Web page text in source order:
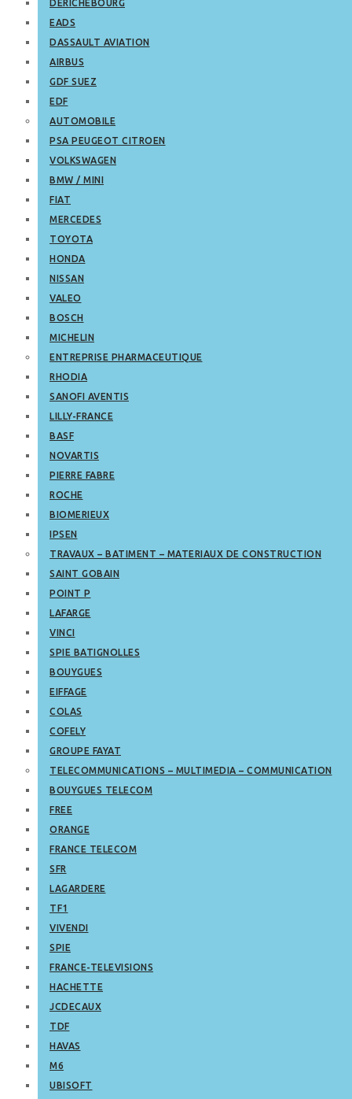
DERICHEBOURG
EADS
DASSAULT AVIATION
AIRBUS
GDF SUEZ
EDF
AUTOMOBILE
PSA PEUGEOT CITROEN
VOLKSWAGEN
BMW / MINI
FIAT
MERCEDES
TOYOTA
HONDA
NISSAN
VALEO
BOSCH
MICHELIN
ENTREPRISE PHARMACEUTIQUE
RHODIA
SANOFI AVENTIS
LILLY-FRANCE
BASF
NOVARTIS
PIERRE FABRE
ROCHE
BIOMERIEUX
IPSEN
TRAVAUX – BATIMENT – MATERIAUX DE CONSTRUCTION
SAINT GOBAIN
POINT P
LAFARGE
VINCI
SPIE BATIGNOLLES
BOUYGUES
EIFFAGE
COLAS
COFELY
GROUPE FAYAT
TELECOMMUNICATIONS – MULTIMEDIA – COMMUNICATION
BOUYGUES TELECOM
FREE
ORANGE
FRANCE TELECOM
SFR
LAGARDERE
TF1
VIVENDI
SPIE
FRANCE-TELEVISIONS
HACHETTE
JCDECAUX
TDF
HAVAS
M6
UBISOFT